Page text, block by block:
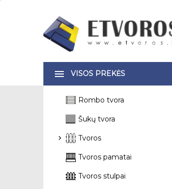
VISOS PREKĖS
Rombo tvora
Šukų tvora
Tvoros
Tvoros pamatai
Tvoros stulpai